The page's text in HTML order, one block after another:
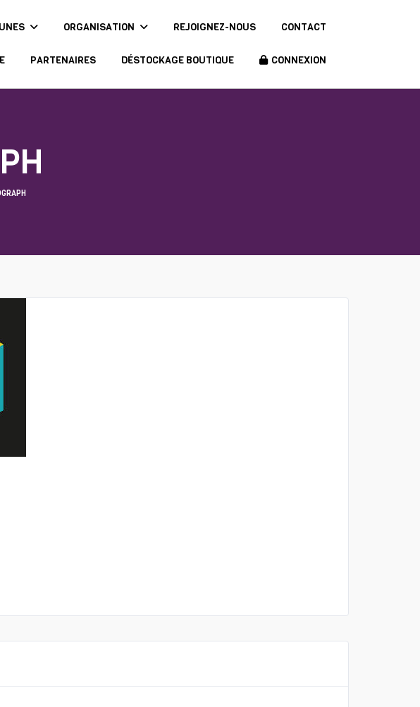
ORGANISATION REJOIGNEZ-NOUS CONTACT
PARTENAIRES DÉSTOCKAGE BOUTIQUE CONNEXION